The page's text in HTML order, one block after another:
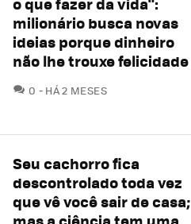
milionário busca novas
ideias porque dinheiro
não lhe trouxe felicidade
0 COMENTÁRIOS
HÁ 2 MESES
Seu cachorro fica
descontrolado toda vez
que vê você sair de casa;